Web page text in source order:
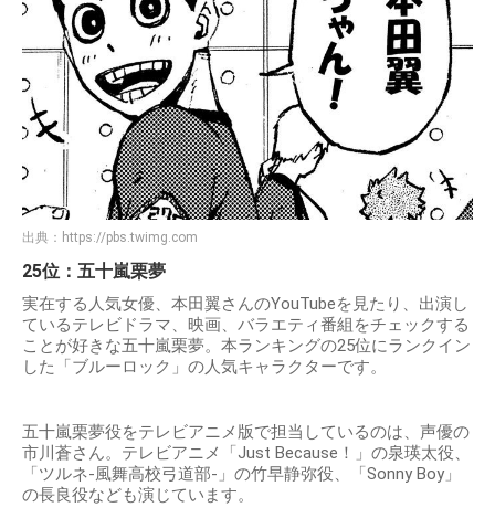
出典： https://pbs.twimg.com
25位：五十嵐栗夢
実在する人気女優、本田翼さんのYouTubeを見たり、出演し
ているテレビドラマ、映画、バラエティ番組をチェックする
ことが好きな五十嵐栗夢。本ランキングの25位にランクイン
した「ブルーロック」の人気キャラクターです。
五十嵐栗夢役をテレビアニメ版で担当しているのは、声優の
市川蒼さん。テレビアニメ「Just Because！」の泉瑛太役、
「ツルネ-風舞高校弓道部-」の竹早静弥役、「Sonny Boy」
の長良役なども演じています。